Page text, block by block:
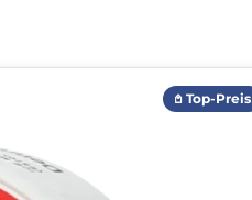
𖤘 Top-Preis